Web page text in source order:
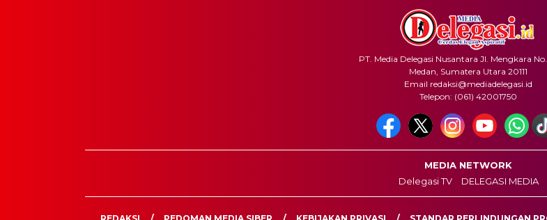
PT. Media Delegasi Nusantara Jl. Mengkara
Medan, Sumatera Utara 20111
Email redaksi@mediadelegasi.id
Telepon: (061) 42001750
MEDIA NETWORK
Delegasi TV
DELEGASI MEDIA